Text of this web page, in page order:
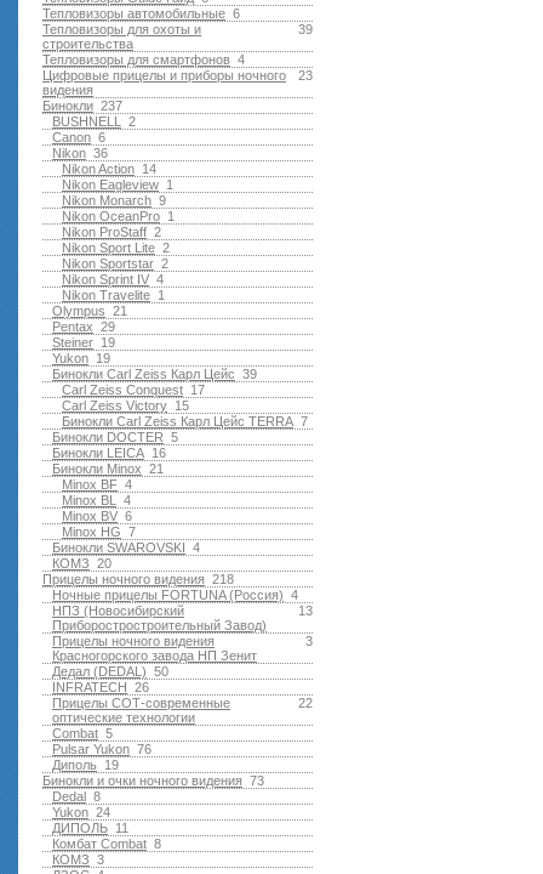
6
Тепловизоры автомобильные
39
Тепловизоры для охоты и
строительства
4
Тепловизоры для смартфонов
23
Цифровые прицелы и приборы ночного
видения
237
Бинокли
2
BUSHNELL
6
Canon
36
Nikon
14
Nikon Action
1
Nikon Eagleview
9
Nikon Monarch
1
Nikon OceanPro
2
Nikon ProStaff
2
Nikon Sport Lite
2
Nikon Sportstar
4
Nikon Sprint IV
1
Nikon Travelite
21
Olympus
29
Pentax
19
Steiner
19
Yukon
39
Бинокли Carl Zeiss Карл Цейс
17
Carl Zeiss Conquest
15
Carl Zeiss Victory
7
Бинокли Carl Zeiss Карл Цейс TERRA
5
Бинокли DOCTER
16
Бинокли LEICA
21
Бинокли Minox
4
Minox BF
4
Minox BL
6
Minox BV
7
Minox HG
4
Бинокли SWAROVSKI
20
КОМЗ
218
Прицелы ночного видения
4
Ночные прицелы FORTUNA (Россия)
13
НПЗ (Новосибирский
Приборостростроительный Завод)
3
Прицелы ночного видения
Красногорского завода НП Зенит
50
Дедал (DEDAL)
26
INFRATECH
22
Прицелы СОТ-современные
оптические технологии
5
Combat
76
Pulsar Yukon
19
Диполь
73
Бинокли и очки ночного видения
8
Dedal
24
Yukon
11
ДИПОЛЬ
8
Комбат Combat
3
КОМЗ